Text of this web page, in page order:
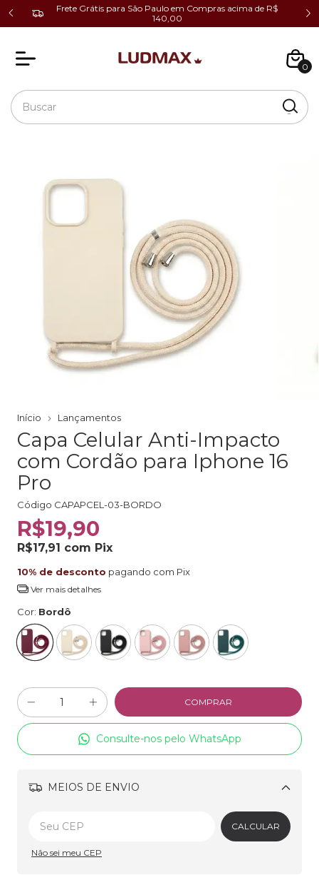
ao
Frete Grátis para São Paulo em Compras acima de R$
140,00
0
Início Lançamentos
Capa Celular Anti-Impacto
com Cordão para Iphone 16
Pro
Código CAPAPCEL-03-BORDO
R$19,90
R$17,91 com Pix
10% de desconto pagando com Pix
Ver mais detalhes
Cor: Bordô
Consulte-nos pelo WhatsApp
MEIOS DE ENVIO
Alterar CEP
CALCULAR
Não sei meu CEP